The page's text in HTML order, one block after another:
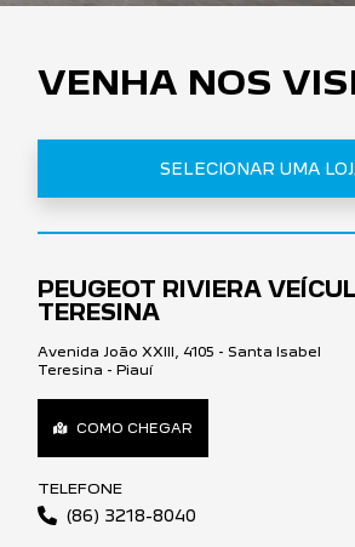
VENHA NOS
SELECIONAR UMA
PEUGEOT RIVIERA
TERESINA
Avenida João XXIII, 4105 - Santa Isabel
Teresina - Piauí
COMO CHEGAR
TELEFONE
(86) 3218-8040